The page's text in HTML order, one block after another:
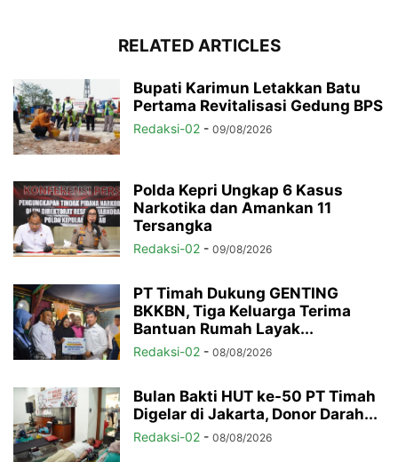
RELATED ARTICLES
Bupati Karimun Letakkan Batu
Pertama Revitalisasi Gedung BPS
Redaksi-02 - 09/08/2026
Polda Kepri Ungkap 6 Kasus
Narkotika dan Amankan 11
Tersangka
Redaksi-02 - 09/08/2026
PT Timah Dukung GENTING
BKKBN, Tiga Keluarga Terima
Bantuan Rumah Layak...
Redaksi-02 - 08/08/2026
Bulan Bakti HUT ke-50 PT Timah
Digelar di Jakarta, Donor Darah...
Redaksi-02 - 08/08/2026